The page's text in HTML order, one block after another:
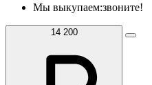
Мы выкупаем:звоните!
14 200